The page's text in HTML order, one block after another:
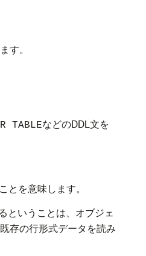
す。
TABLEなどのDDL文を
を意味します。
ということは、オブジェ
存の行形式データを読み